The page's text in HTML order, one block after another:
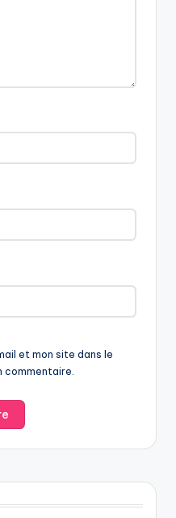
et mon site dans le
commentaire.